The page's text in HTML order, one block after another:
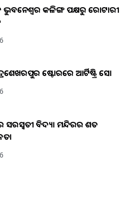
ଭୁବନେଶ୍ୱର କଳିଙ୍ଗ ପକ୍ଷରୁ ରୋଟାରୀ
ଷ୍ଟୋରରେ ଆର୍ଟିଷ୍ଟ୍ରି ସୋ
ସରସ୍ୱତୀ ବିଦ୍ୟା ମନ୍ଦିରର ଶତ